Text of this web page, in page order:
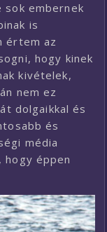
sok embernek
is
értem az
hogy kinek
kivételek,
nem ez
dolgaikkal és
és
média
hogy éppen